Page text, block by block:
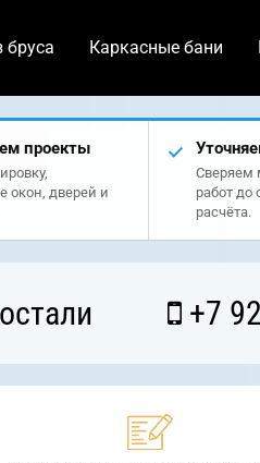
бруса Каркасные бани
проекты
окон, дверей и
Сверяем
работ до
расчёта.
+7